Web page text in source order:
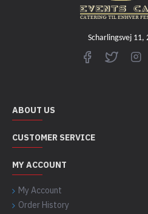
Scharlingsvej 11,
ABOUT US
CUSTOMER SERVICE
MY ACCOUNT
My Account
Order History